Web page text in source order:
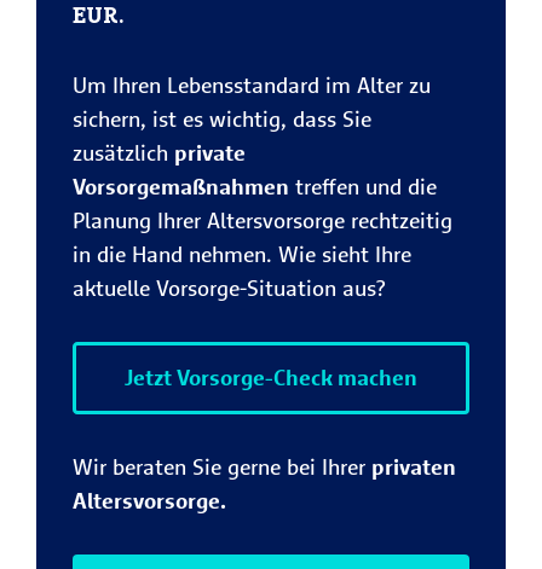
EUR.
Um Ihren Lebensstandard im Alter zu
sichern, ist es wichtig, dass Sie
zusätzlich private
Vorsorgemaßnahmen treffen und die
Planung Ihrer Altersvorsorge rechtzeitig
in die Hand nehmen. Wie sieht Ihre
aktuelle Vorsorge-Situation aus?
Jetzt Vorsorge-Check machen
Wir beraten Sie gerne bei Ihrer privaten
Altersvorsorge.